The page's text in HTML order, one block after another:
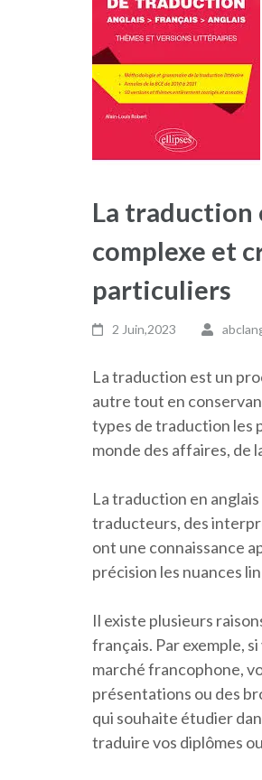
La traduction
complexe et
particuliers
2 Juin,2023
La traduction est un
autre tout en
types de traduction les
monde des affaires, de
La traduction en
traducteurs, des
ont une connaissance
précision les nuances
Il existe plusieurs
français. Par exemple,
marché francophone,
présentations ou des
qui souhaite étudier
traduire vos diplômes